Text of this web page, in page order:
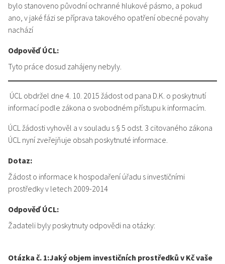
bylo stanoveno původní ochranné hlukové pásmo, a pokud
ano, v jaké fázi se příprava takového opatření obecné povahy
nachází
Odpověď ÚCL:
Tyto práce dosud zahájeny nebyly.
ÚCL obdržel dne 4. 10. 2015 žádost od pana D.K. o poskytnutí
informací podle zákona o svobodném přístupu k informacím.
ÚCL žádosti vyhověl a v souladu s § 5 odst. 3 citovaného zákona
ÚCL nyní zveřejňuje obsah poskytnuté informace.
Dotaz:
Žádost o informace k hospodaření úřadu s investičními
prostředky v letech 2009-2014
Odpověď ÚCL:
Žadateli byly poskytnuty odpovědi na otázky:
Otázka č. 1:Jaký objem investičních prostředků v Kč vaše